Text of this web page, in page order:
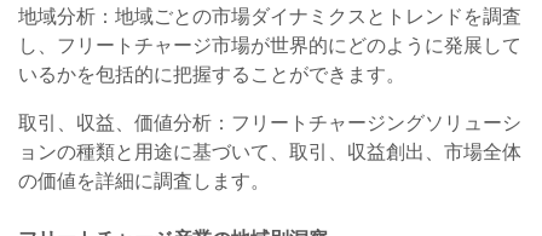
地域分析：地域ごとの市場ダイナミクスとトレンドを調査
し、フリートチャージ市場が世界的にどのように発展して
いるかを包括的に把握することができます。
取引、収益、価値分析：フリートチャージングソリューシ
ョンの種類と用途に基づいて、取引、収益創出、市場全体
の価値を詳細に調査します。